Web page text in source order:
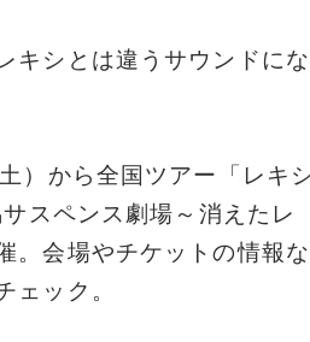
キシとは違うサウンドにな
）から全国ツアー「レキ
スペンス劇場～消えたレ
。会場やチケットの情報な
ェック。